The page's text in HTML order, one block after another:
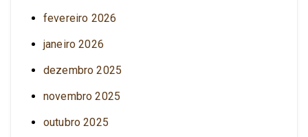
fevereiro 2026
janeiro 2026
dezembro 2025
novembro 2025
outubro 2025